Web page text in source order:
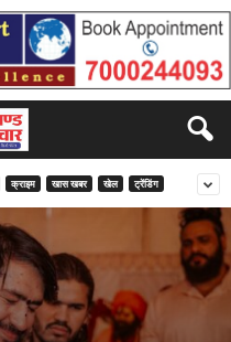
क्राइम खास खबर खेल ट्रेंडिंग